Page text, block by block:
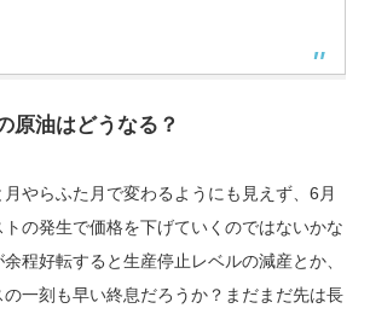
原油はどうなる？
やらふた月で変わるようにも見えず、6月
の発生で価格を下げていくのではないかな
程好転すると生産停止レベルの減産とか、
一刻も早い終息だろうか？まだまだ先は長